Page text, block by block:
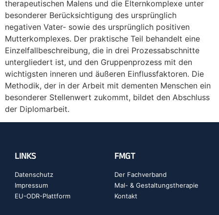
therapeutischen Malens und die Elternkomplexe unter
besonderer Berücksichtigung des ursprünglich
negativen Vater- sowie des ursprünglich positiven
Mutterkomplexes. Der praktische Teil behandelt eine
Einzelfallbeschreibung, die in drei Prozessabschnitte
untergliedert ist, und den Gruppenprozess mit den
wichtigsten inneren und äußeren Einflussfaktoren. Die
Methodik, der in der Arbeit mit dementen Menschen ein
besonderer Stellenwert zukommt, bildet den Abschluss
der Diplomarbeit.
LINKS
Datenschutz
Impressum
EU-ODR-Plattform
FMGT
Der Fachverband
Mal- & Gestaltungstherapie
Kontakt